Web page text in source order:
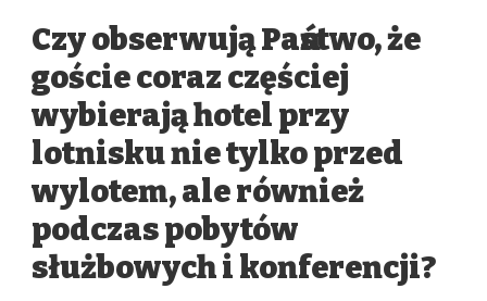
Czy obserwują Państwo, że
goście coraz częściej
wybierają hotel przy
lotnisku nie tylko przed
wylotem, ale również
podczas pobytów
służbowych i konferencji?